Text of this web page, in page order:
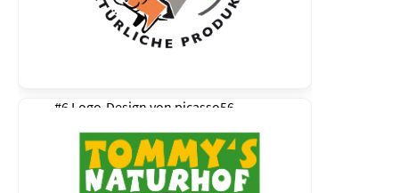
#6 Logo-Design von picasso56